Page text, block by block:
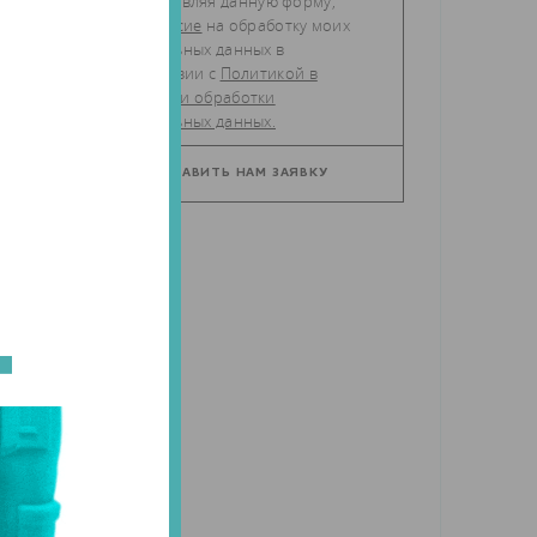
согласие
персональных данных в
соответствии с Политикой в
отношении обработки
персональных данных.